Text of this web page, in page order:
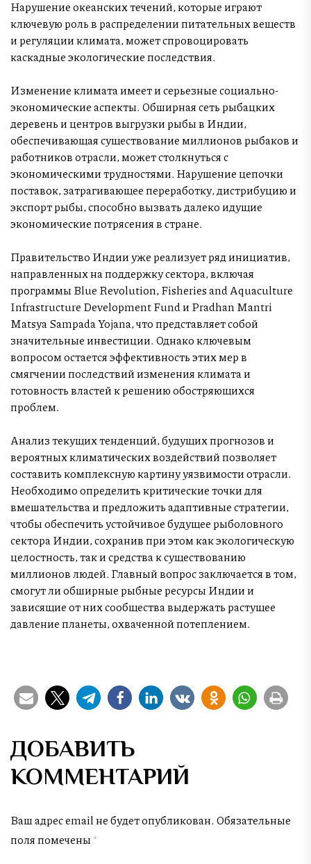
Нарушение океанских течений, которые играют
ключевую роль в распределении питательных веществ
и регуляции климата, может спровоцировать
каскадные экологические последствия.
Изменение климата имеет и серьезные социально-
экономические аспекты. Обширная сеть рыбацких
деревень и центров выгрузки рыбы в Индии,
обеспечивающая существование миллионов рыбаков и
работников отрасли, может столкнуться с
экономическими трудностями. Нарушение цепочки
поставок, затрагивающее переработку, дистрибуцию и
экспорт рыбы, способно вызвать далеко идущие
экономические потрясения в стране.
Правительство Индии уже реализует ряд инициатив,
направленных на поддержку сектора, включая
программы Blue Revolution, Fisheries and Aquaculture
Infrastructure Development Fund и Pradhan Mantri
Matsya Sampada Yojana, что представляет собой
значительные инвестиции. Однако ключевым
вопросом остается эффективность этих мер в
смягчении последствий изменения климата и
готовность властей к решению обостряющихся
проблем.
Анализ текущих тенденций, будущих прогнозов и
вероятных климатических воздействий позволяет
составить комплексную картину уязвимости отрасли.
Необходимо определить критические точки для
вмешательства и предложить адаптивные стратегии,
чтобы обеспечить устойчивое будущее рыболовного
сектора Индии, сохранив при этом как экологическую
целостность, так и средства к существованию
миллионов людей. Главный вопрос заключается в том,
смогут ли обширные рыбные ресурсы Индии и
зависящие от них сообщества выдержать растущее
давление планеты, охваченной потеплением.
ДОБАВИТЬ
КОММЕНТАРИЙ
Ваш адрес email не будет опубликован. Обязательные
поля помечены *